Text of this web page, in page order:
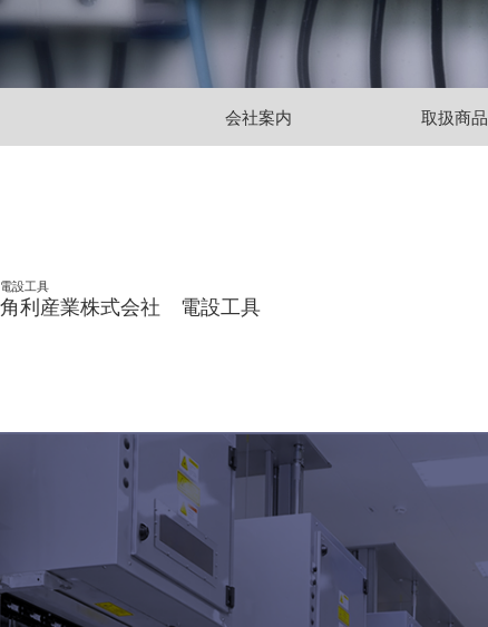
会社案内 取扱商品
電設工具
角利産業株式会社 電設工具